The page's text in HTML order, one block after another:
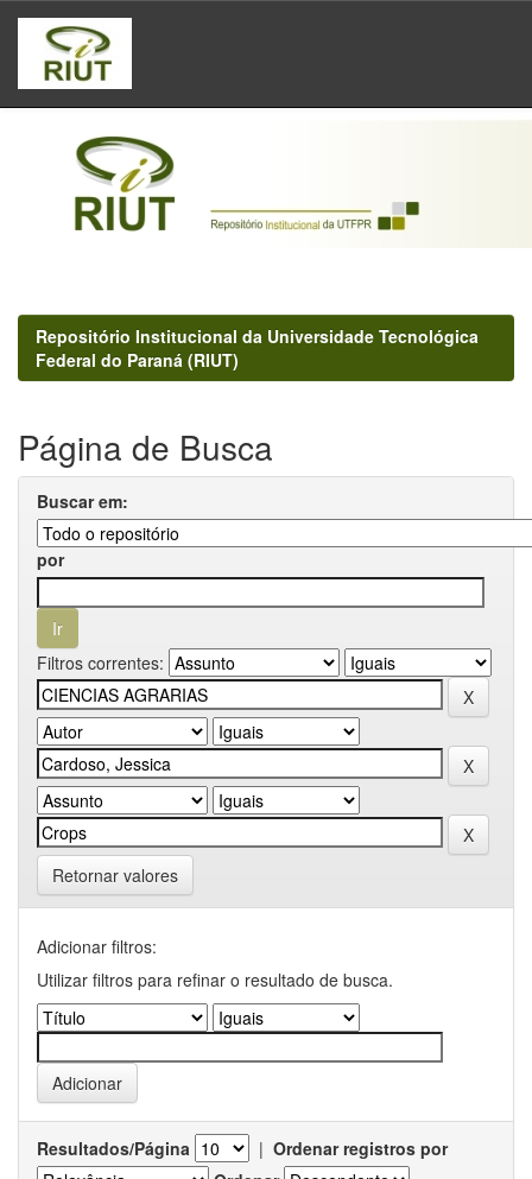
Skip
navigation
Repositório Institucional da Universidade Tecnológica
Federal do Paraná (RIUT)
Página de Busca
Buscar em:
por
Filtros correntes:
Retornar valores
Adicionar filtros:
Utilizar filtros para refinar o resultado de busca.
Resultados/Página | Ordenar registros por